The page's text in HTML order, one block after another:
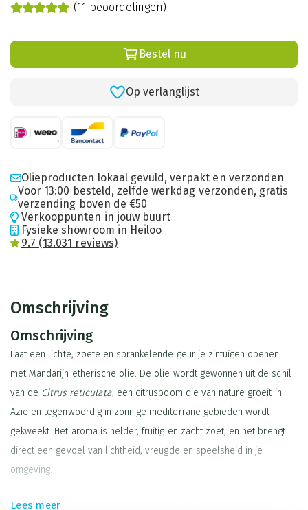
(11 beoordelingen)
Bestel nu
Op verlanglijst
Olieproducten lokaal gevuld, verpakt en verzonden
Voor 13:00 besteld, zelfde werkdag verzonden, gratis
verzending boven de €50
Verkooppunten in jouw buurt
Fysieke showroom in Heiloo
9.7 (13.031 reviews)
Omschrijving
Omschrijving
Laat een lichte, zoete en sprankelende geur je zintuigen openen
met Mandarijn etherische olie. De olie wordt gewonnen uit de schil
van de Citrus reticulata, een citrusboom die van nature groeit in
Azië en tegenwoordig in zonnige mediterrane gebieden wordt
gekweekt. Het aroma is helder, fruitig en zacht zoet, en het brengt
direct een gevoel van lichtheid, vreugde en speelsheid in je
omgeving.
Mandarijnbomen groeien op zonovergoten hellingen en genieten
Lees meer